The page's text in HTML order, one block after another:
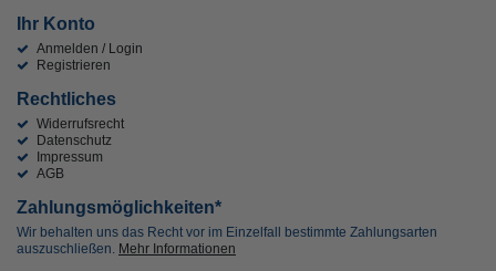
Ihr Konto
Anmelden / Login
Registrieren
Rechtliches
Widerrufsrecht
Datenschutz
Impressum
AGB
Zahlungsmöglichkeiten*
Wir behalten uns das Recht vor im Einzelfall bestimmte Zahlungsarten
auszuschließen. Mehr Informationen